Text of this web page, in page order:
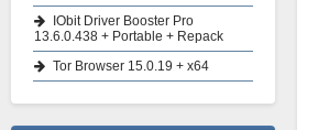
IObit Driver Booster Pro
13.6.0.438 + Portable + Repack
Tor Browser 15.0.19 + x64